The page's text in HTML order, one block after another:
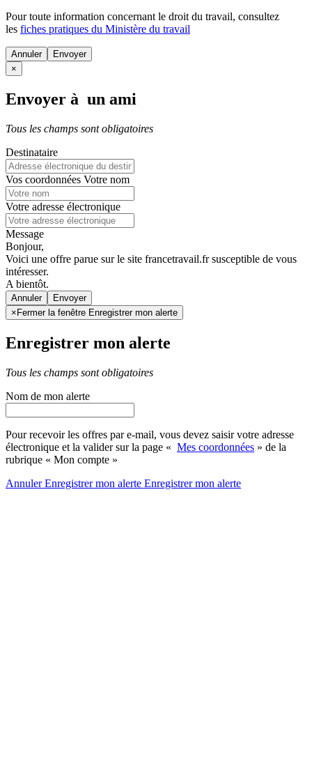
Pour toute information concernant le droit du travail, consultez
les fiches pratiques du Ministère du travail
Annuler
×
Envoyer à un ami
Tous les champs sont obligatoires
Destinataire
Vos coordonnées Votre nom
Votre adresse électronique
Message
Bonjour,
Voici une offre parue sur le site francetravail.fr susceptible de vous
intéresser.
A bientôt.
Annuler
× Fermer la fenêtre Enregistrer mon alerte
Enregistrer mon alerte
Tous les champs sont obligatoires
Nom de mon alerte
Pour recevoir les offres par e-mail, vous devez saisir votre adresse
électronique et la valider sur la page « Mes coordonnées » de la
rubrique « Mon compte »
AnnulerEnregistrer mon alerte Enregistrermon alerte